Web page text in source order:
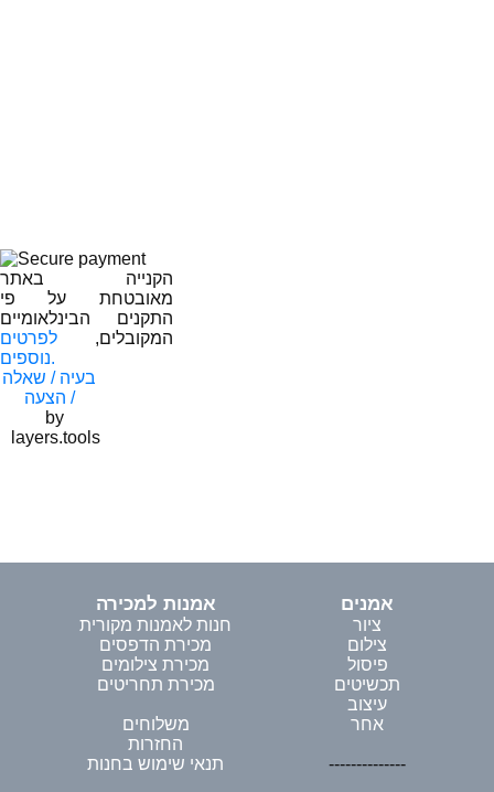
הקנייה באתר
מאובטחת על פי
התקנים הבינלאומיים
המקובלים, לפרטים
נוספים.
בעיה / שאלה
/ הצעה
by
layers.tools
אמנים
ציור
צילום
פיסול
תכשיטים
עיצוב
אחר
--------------
אמנות למכירה
חנות לאמנות מקורית
מכירת הדפסים
מכירת צילומים
מכירת תחריטים
משלוחים
החזרות
תנאי שימוש בחנות